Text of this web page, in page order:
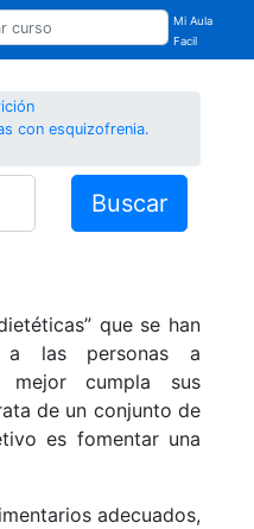
Mi Aula
Facil
con esquizofrenia.
Buscar
que se han
a las personas a
cumpla sus
de un conjunto de
es fomentar una
adecuados,